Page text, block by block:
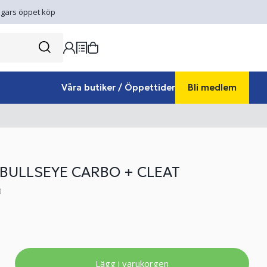
öppet köp
Våra butiker / Öppettider Bli medlem
CARBO + CLEAT
Lägg i varukorgen